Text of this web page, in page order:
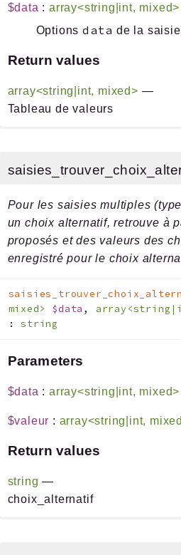
$data :array<string|int, mixed>
Optionsdata de la saisie
Return values
array<string|int, mixed> —
Tableau de valeurs
Pour les saisies multiples
un choix alternatif, retrouve à
proposés et des valeurs des
enregistré pour le choix
mixed> $data ,
:string
Parameters
$data :array<string|int, mixed>
$valeur : array<string|int,
Return values
string —
choix_alternatif